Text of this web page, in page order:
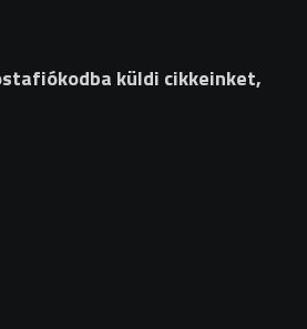
küldi cikkeinket,